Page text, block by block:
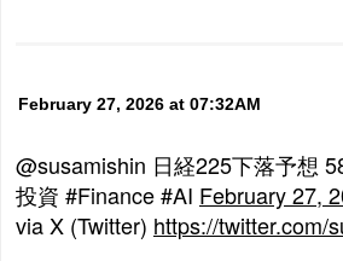
February 27, 2026 at 07:32AM
@susamishin 日経225下落予想
投資 #Finance #AI February 27,
via X (Twitter) https://twitter.com/